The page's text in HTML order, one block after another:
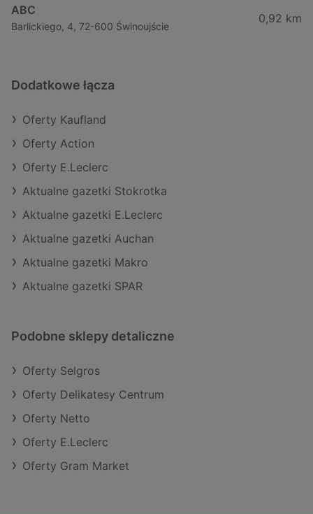
ABC
Barlickiego, 4, 72-600 Świnoujście
0,92 km
Dodatkowe łącza
Oferty Kaufland
Oferty Action
Oferty E.Leclerc
Aktualne gazetki Stokrotka
Aktualne gazetki E.Leclerc
Aktualne gazetki Auchan
Aktualne gazetki Makro
Aktualne gazetki SPAR
Podobne sklepy detaliczne
Oferty Selgros
Oferty Delikatesy Centrum
Oferty Netto
Oferty E.Leclerc
Oferty Gram Market